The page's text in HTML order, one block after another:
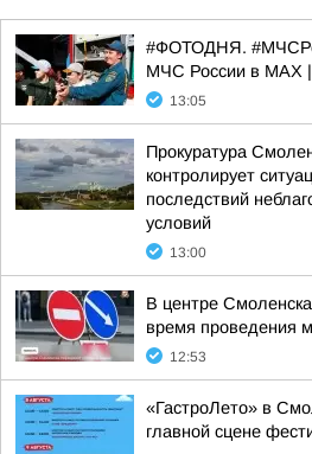
#ФОТОДНЯ.
МЧС России в MAX
13:05
Прокуратура
контролирует
последствий
условий
13:00
В центре
время проведения
12:53
«ГастроЛето» в
главной сцене